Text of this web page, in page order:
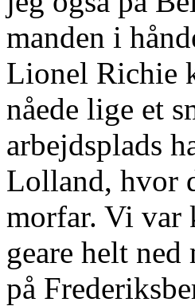
manden i
Lionel Richie
nåede lige et
arbejdsplads
Lolland, hvor
morfar. Vi var
geare helt
på